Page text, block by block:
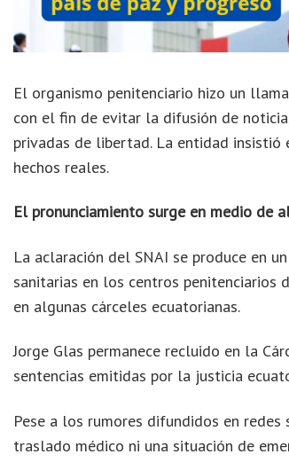
El organismo penitenciario hizo un
con el fin de evitar la difusión de
privadas de libertad. La entidad insistió
hechos reales.
El pronunciamiento surge en medio de
La aclaración del SNAI se produce en
sanitarias en los centros penitenciarios
en algunas cárceles ecuatorianas.
Jorge Glas permanece recluido en la
sentencias emitidas por la justicia
Pese a los rumores difundidos en
traslado médico ni una situación de